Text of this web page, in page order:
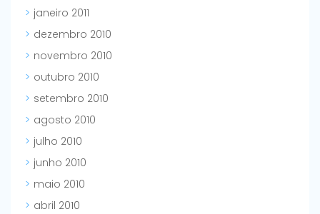
janeiro 2011
dezembro 2010
novembro 2010
outubro 2010
setembro 2010
agosto 2010
julho 2010
junho 2010
maio 2010
abril 2010